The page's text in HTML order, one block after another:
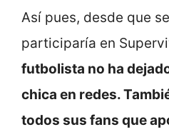
Así pues, desde que
participaría en
futbolista no ha
chica en redes.
todos sus fans que